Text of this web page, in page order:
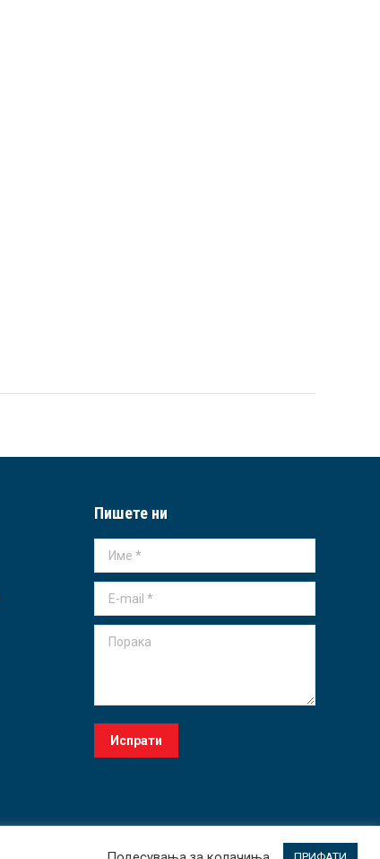
Пишете ни
Име *
E-mail *
Порака
Испрати